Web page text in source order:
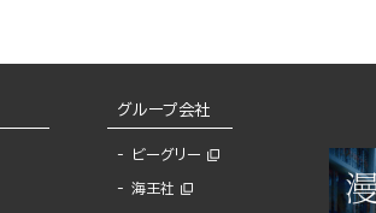
グループ会社
ビーグリー
海王社